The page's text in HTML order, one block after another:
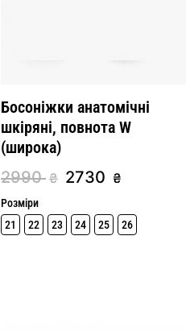
Босоніжки анатомічні
шкіряні, повнота W
(широка)
2990 ₴ 2730 ₴
Розміри
21
22 23 24 25 26